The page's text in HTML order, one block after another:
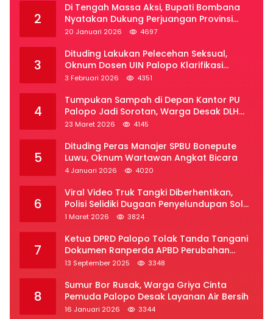
2
Di Tengah Massa Aksi, Bupati Bombana
Nyatakan Dukung Perjuangan Provinsi
Luwu Raya
20 Januari 2026 4697
3
Dituding Lakukan Pelecehan Seksual,
Oknum Dosen UIN Palopo Klarifikasi
Kronologi
3 Februari 2026 4351
4
Tumpukan Sampah di Depan Kantor PU
Palopo Jadi Sorotan, Warga Desak DLH
Segera Bertindak
23 Maret 2026 4145
5
Dituding Peras Manajer SPBU Bonepute
Luwu, Oknum Wartawan Angkat Bicara
4 Januari 2026 4020
6
Viral Video Truk Tangki Diberhentikan,
Polisi Selidiki Dugaan Penyelundupan Solar
Subsidi di Palopo
1 Maret 2026 3824
7
Ketua DPRD Palopo Tolak Tanda Tangani
Dokumen Ranperda APBD Perubahan
2025
13 September 2025 3348
8
Sumur Bor Rusak, Warga Griya Cinta
Pemuda Palopo Desak Layanan Air Bersih
16 Januari 2026 3344